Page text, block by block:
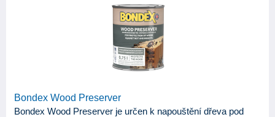
Bondex Wood Preserver
Bondex Wood Preserver je určen k napouštění dřeva pod